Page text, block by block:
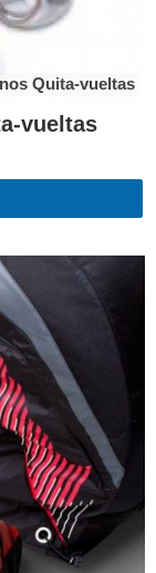
Quita-vueltas
vueltas